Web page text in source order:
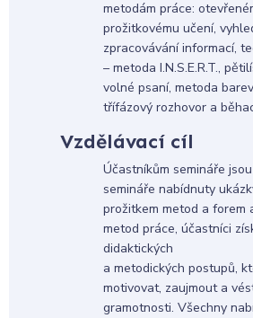
metodám práce:
prožitkovému učení,
zpracovávání informací,
– metoda I.N.S.E.R.T.,
volné psaní, metoda
třífázový rozhovor a
Vzdělávací cíl
Účastníkům semináře
semináře nabídnuty
prožitkem metod a forem
metod práce, účastníci
didaktických
a metodických postupů,
motivovat, zaujmout a
gramotnosti. Všechny